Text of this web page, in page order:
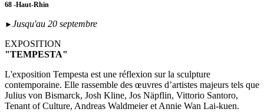
68 -Haut-Rhin
► Jusqu'au 20 septembre
EXPOSITION
"TEMPESTA"
L'exposition Tempesta est une réflexion sur la sculpture
contemporaine. Elle rassemble des œuvres d’artistes majeurs tels que
Julius von Bismarck, Josh Kline, Jos Näpflin, Vittorio Santoro,
Tenant of Culture, Andreas Waldmeier et Annie Wan Lai-kuen.